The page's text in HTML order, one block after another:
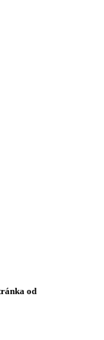
od